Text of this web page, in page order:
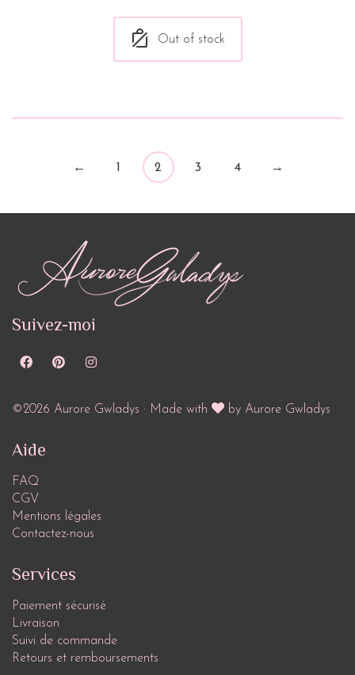
Out of stock
← 1 2 3 4 →
Suivez-moi
©2026 Aurore Gwladys · Made with by Aurore Gwladys
Aide
FAQ
CGV
Mentions légales
Contactez-nous
Services
Paiement sécurisé
Livraison
Suivi de commande
Retours et remboursements